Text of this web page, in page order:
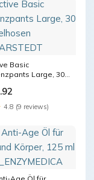
Basic
Large, 30
4.8 (9 reviews)